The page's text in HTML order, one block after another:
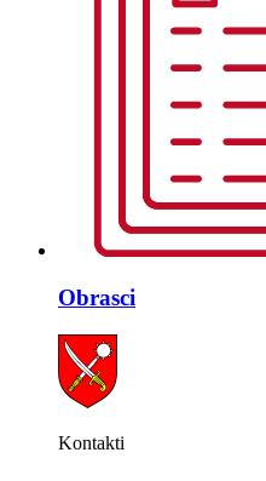
Obrasci
Kontakti